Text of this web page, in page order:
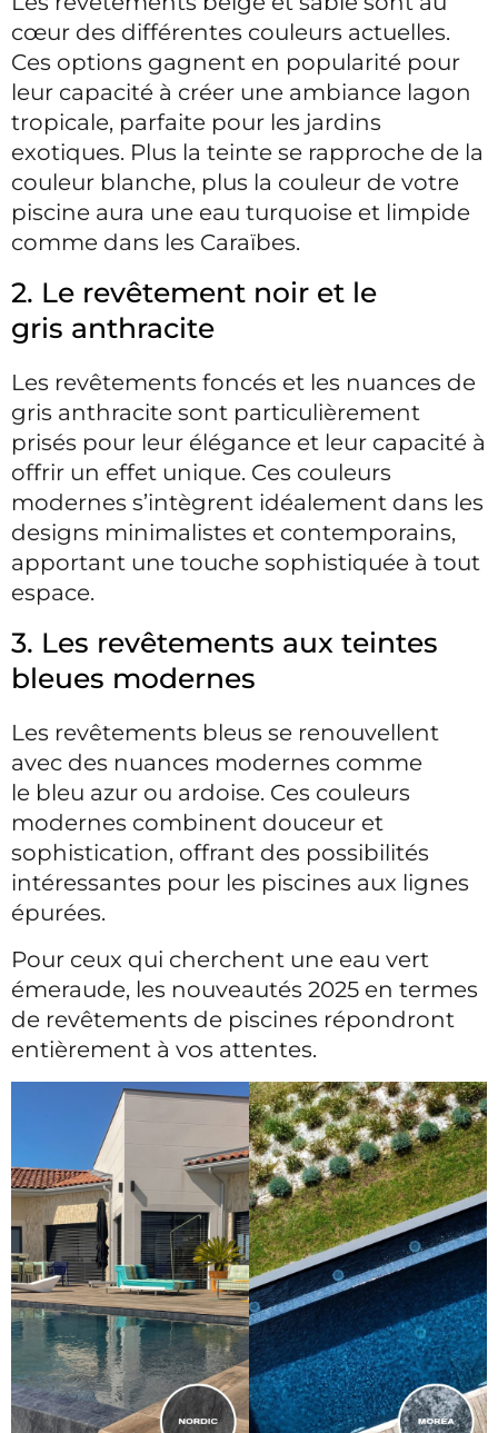
cœur des différentes couleurs actuelles.
Ces options gagnent en popularité pour
leur capacité à créer une ambiance lagon
tropicale, parfaite pour les jardins
exotiques. Plus la teinte se rapproche de la
couleur blanche, plus la couleur de votre
piscine aura une eau turquoise et limpide
comme dans les Caraïbes.
2. Le revêtement noir et le
gris anthracite
Les revêtements foncés et les nuances de
gris anthracite sont particulièrement
prisés pour leur élégance et leur capacité à
offrir un effet unique. Ces couleurs
modernes s’intègrent idéalement dans les
designs minimalistes et contemporains,
apportant une touche sophistiquée à tout
espace.
3. Les revêtements aux teintes
bleues modernes
Les revêtements bleus se renouvellent
avec des nuances modernes comme
le bleu azur ou ardoise. Ces couleurs
modernes combinent douceur et
sophistication, offrant des possibilités
intéressantes pour les piscines aux lignes
épurées.
Pour ceux qui cherchent une eau vert
émeraude, les nouveautés 2025 en termes
de revêtements de piscines répondront
entièrement à vos attentes.